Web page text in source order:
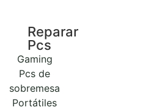
Reparar
Pcs
Gaming
Pcs de
sobremesa
Portátiles